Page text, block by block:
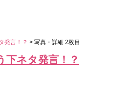
発言！？ > 写真・詳細 2枚目
下ネタ発言！？